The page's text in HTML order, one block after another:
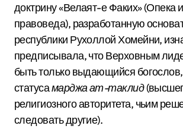
доктрину «Велаят-е Факих» (Опека
правоведа), разработанную
республики Рухоллой Хомейни,
предписывала, что Верховным
быть только выдающийся
статусамарджа ат-таклид
религиозного авторитета, чьим
следовать другие).